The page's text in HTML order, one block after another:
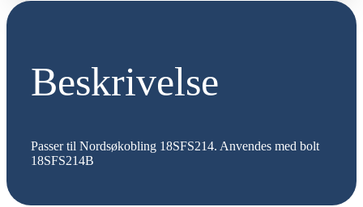
Beskrivelse
Passer til Nordsøkobling 18SFS214. Anvendes med bolt
18SFS214B